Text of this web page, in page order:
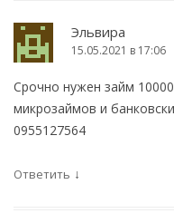
Эльвира
15.05.2021 в 17:06
Срочно нужен займ
микрозаймов и
0955127564
Ответить ↓